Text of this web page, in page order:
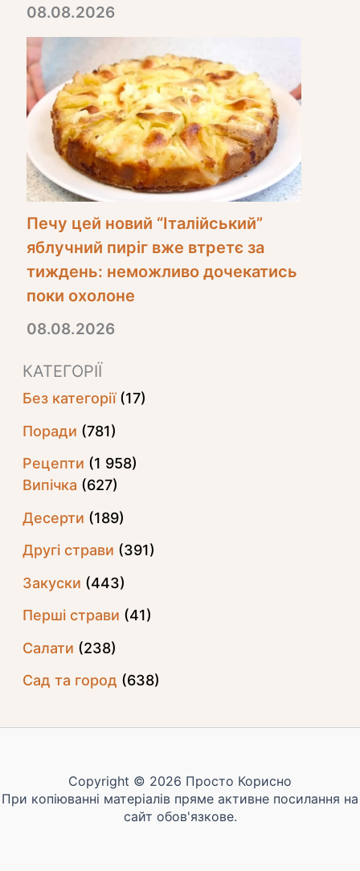
08.08.2026
Печу цей новий “Італійський”
яблучний пиріг вже втретє за
тиждень: неможливо дочекатись
поки охолоне
08.08.2026
КАТЕГОРІЇ
Без категорії(17)
Поради (781)
Рецепти (1 958)
Випічка (627)
Десерти (189)
Другі страви (391)
Закуски (443)
Перші страви (41)
Салати (238)
Сад та город (638)
Copyright © 2026 Просто Корисно
При копіюванні матеріалів пряме активне посилання на
сайт обов'язкове.